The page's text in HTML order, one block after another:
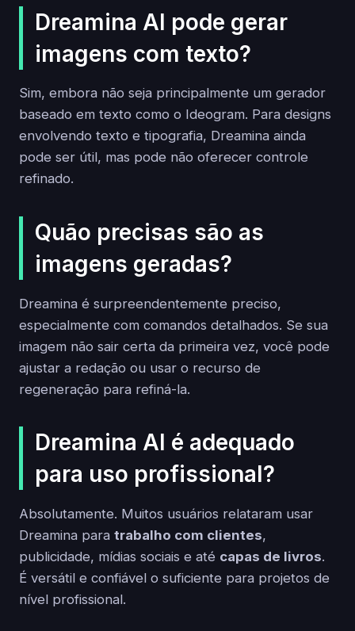
Dreamina AI pode gerar
imagens com texto?
Sim, embora não seja principalmente um gerador
baseado em texto como o Ideogram. Para designs
envolvendo texto e tipografia, Dreamina ainda
pode ser útil, mas pode não oferecer controle
refinado.
Quão precisas são as
imagens geradas?
Dreamina é surpreendentemente preciso,
especialmente com comandos detalhados. Se sua
imagem não sair certa da primeira vez, você pode
ajustar a redação ou usar o recurso de
regeneração para refiná-la.
Dreamina AI é adequado
para uso profissional?
Absolutamente. Muitos usuários relataram usar
Dreamina para trabalho com clientes,
publicidade, mídias sociais e até capas de livros.
É versátil e confiável o suficiente para projetos de
nível profissional.